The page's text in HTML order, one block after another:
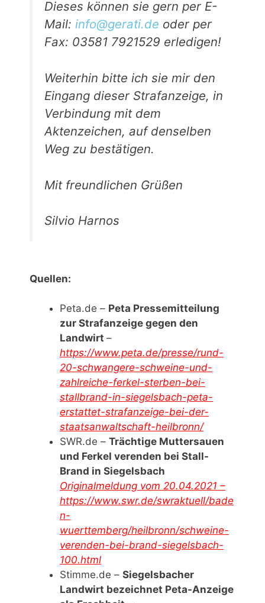
Dieses können sie gern per E-
Mail: info@gerati.de oder per
Fax: 03581 7921529 erledigen!
Weiterhin bitte ich sie mir den
Eingang dieser Strafanzeige, in
Verbindung mit dem
Aktenzeichen, auf denselben
Weg zu bestätigen.
Mit freundlichen Grüßen
Silvio Harnos
Quellen:
Peta.de – Peta Pressemitteilung
zur Strafanzeige gegen den
Landwirt –
https://www.peta.de/presse/rund-
20-schwangere-schweine-und-
zahlreiche-ferkel-sterben-bei-
stallbrand-in-siegelsbach-peta-
erstattet-strafanzeige-bei-der-
staatsanwaltschaft-heilbronn/
SWR.de – Trächtige Muttersauen
und Ferkel verenden bei Stall-
Brand in Siegelsbach
Originalmeldung vom 20.04.2021 –
https://www.swr.de/swraktuell/bade
n-
wuerttemberg/heilbronn/schweine-
verenden-bei-brand-siegelsbach-
100.html
Stimme.de – Siegelsbacher
Landwirt bezeichnet Peta-Anzeige